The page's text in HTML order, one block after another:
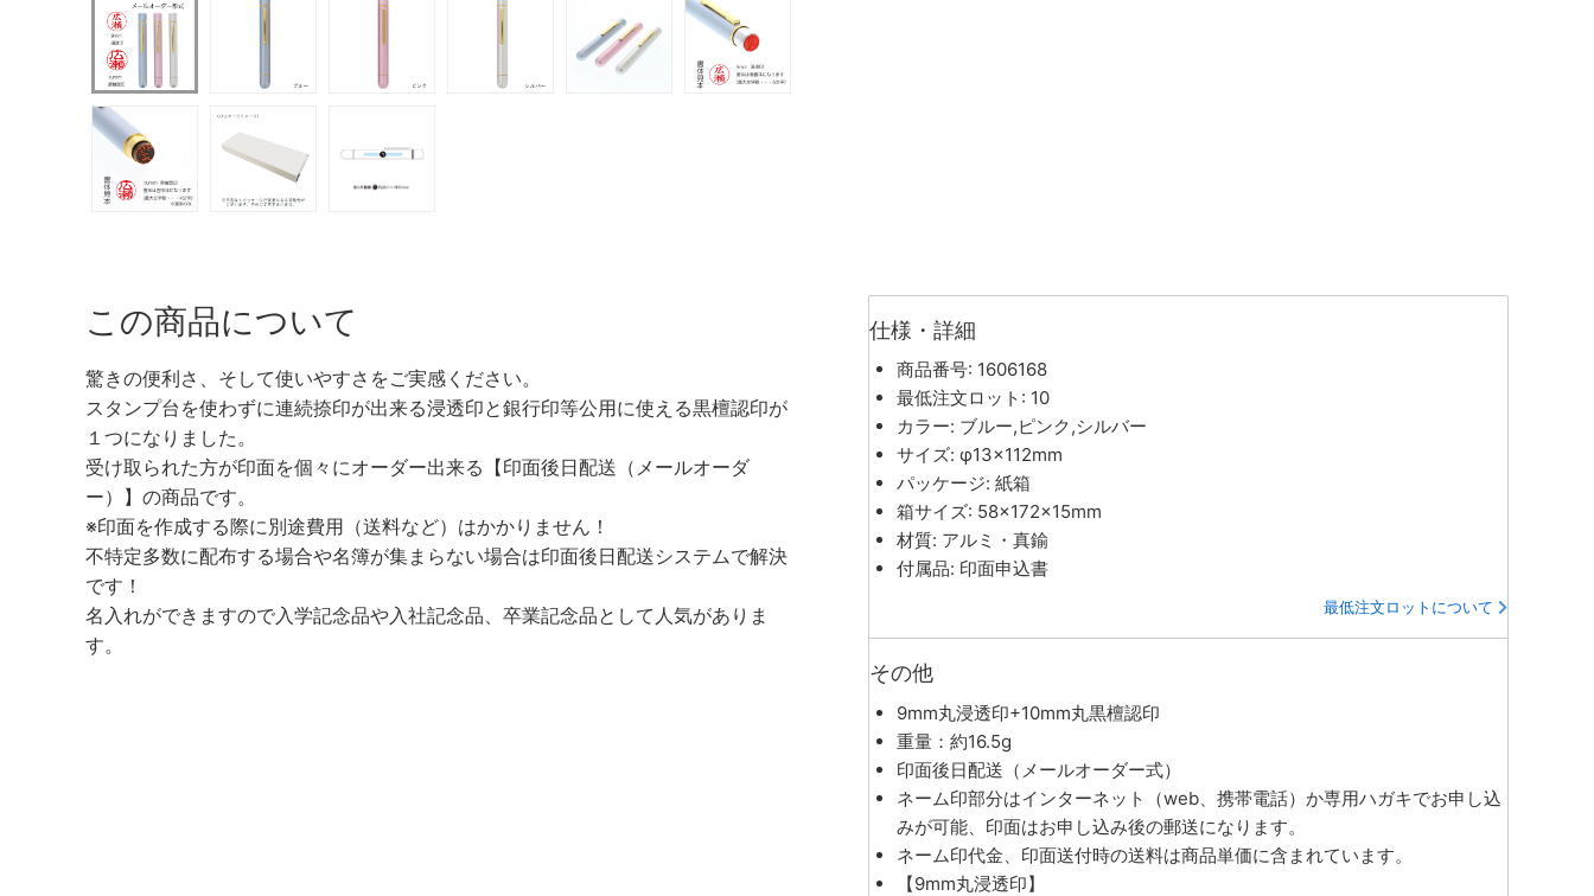
この商品について
驚きの便利さ、そして使いやすさをご実感ください。
スタンプ台を使わずに連続捺印が出来る浸透印と銀行印等公用に使える黒檀認印が
１つになりました。
受け取られた方が印面を個々にオーダー出来る【印面後日配送（メールオーダ
ー）】の商品です。
※印面を作成する際に別途費用（送料など）はかかりません！
不特定多数に配布する場合や名簿が集まらない場合は印面後日配送システムで解決
です！
名入れができますので入学記念品や入社記念品、卒業記念品として人気がありま
す。
仕様・詳細
商品番号: 1606168
最低注文ロット: 10
カラー: ブルー,ピンク,シルバー
サイズ: φ13×112mm
パッケージ: 紙箱
箱サイズ: 58×172×15mm
材質: アルミ・真鍮
付属品: 印面申込書
最低注文ロットについて
その他
9mm丸浸透印+10mm丸黒檀認印
重量：約16.5g
印面後日配送（メールオーダー式）
ネーム印部分はインターネット（web、携帯電話）か専用ハガキでお申し込
みが可能、印面はお申し込み後の郵送になります。
ネーム印代金、印面送付時の送料は商品単価に含まれています。
【9mm丸浸透印】